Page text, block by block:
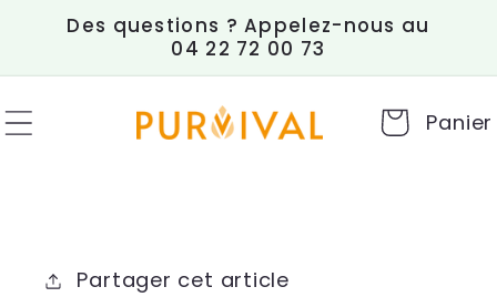
passer
contenu
Des questions ? Appelez-nous au
04 22 72 00 73
Panier
Partager cet article